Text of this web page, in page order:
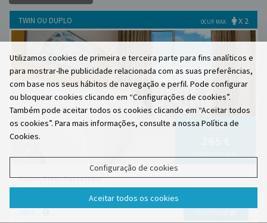
TWIN OU DUPLO OCUP. MAX. X 2
desde
Melhor Preço Garantido!
Utilizamos cookies de primeira e terceira parte para fins analíticos e
para mostrar-lhe publicidade relacionada com as suas preferências,
com base nos seus hábitos de navegação e perfil. Pode configurar
ou bloquear cookies clicando em “Configurações de cookies”.
Também pode aceitar todos os cookies clicando em “Aceitar todos
os cookies”. Para mais informações, consulte a nossa Política de
Cookies.
Configuração de cookies
Aceitar todos os cookies